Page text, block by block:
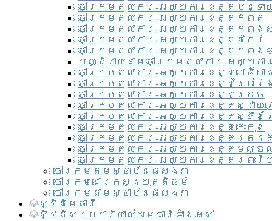
ចៅក្រមតុលាការ-អយ្យការខេត្តបន្ទា
ចៅក្រមតុលាការ-អយ្យការខេត្តកំពត
ចៅក្រមតុលាការ-អយ្យការខេត្តកំពង់
ចៅក្រមតុលាការ-អយ្យការខេត្តតាកែវ
ចៅក្រមតុលាការ-អយ្យការខេត្តកំពង់
បញ្ជីរាយនាមចៅក្រមតុលាការ-អយ្យក
ចៅក្រមតុលាការ-អយ្យការខេត្តពោធិ៍សា
ចៅក្រមតុលាការ-អយ្យការខេត្តព្រៃវែ
ចៅក្រមតុលាការ-អយ្យការខេត្តក្រចេះ
ចៅក្រមតុលាការ-អយ្យការខេត្តស្វាយ
ចៅក្រមតុលាការ-អយ្យការខេត្តស្ទឹង
ចៅក្រមតុលាការ-អយ្យការខេត្តកោះកុង
ចៅក្រមតុលាការ-អយ្យការខេត្តរតន
ចៅក្រមតុលាការ-អយ្យការខេត្តមណ្
ចៅក្រមតុលាការ-អយ្យការខេត្តព្រះវិហ
ចៅក្រមតាមស្ថាប័នផ្សេងៗ
ចៅក្រមនៅក្រសួងយុត្តិធម៌
ចៅក្រមតាមស្ថាប័នផ្សេងៗ
ស្ថិតិមេធាវី
សិ្ថតិសរុបការិយាល័យមេធាវីទាំងអស់​